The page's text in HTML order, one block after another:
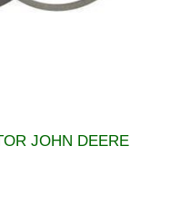
JOHN DEERE